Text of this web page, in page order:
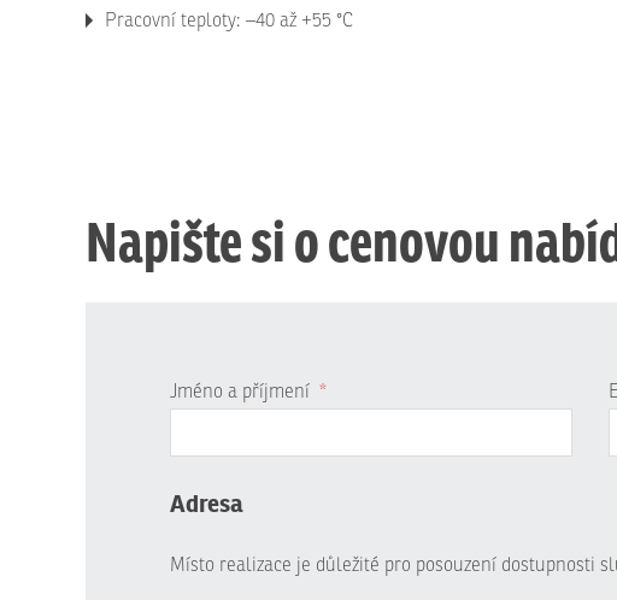
Pracovní teploty: –40 až +55 °C
Napište si o cenovou
Jméno a příjmení *
Adresa
Místo realizace je důležité pro posouzení dostupnosti